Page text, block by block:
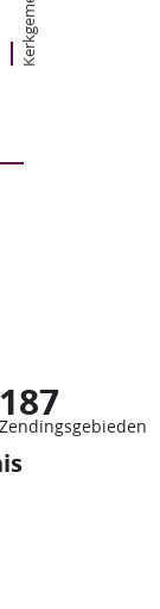
187
Zendingsgebieden